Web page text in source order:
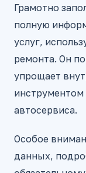
Грамотно
полную
услуг,
ремонта. Он
упрощает
автосервиса.
Особое
данных,